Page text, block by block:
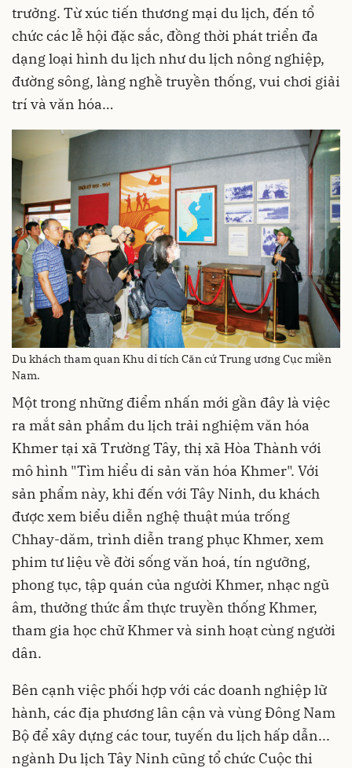
trưởng. Từ xúc tiến thương mại du lịch, đến tổ
chức các lễ hội đặc sắc, đồng thời phát triển đa
dạng loại hình du lịch như du lịch nông nghiệp,
đường sông, làng nghề truyền thống, vui chơi giải
trí và văn hóa…
Du khách tham quan Khu di tích Căn cứ Trung ương Cục miền
Nam.
Một trong những điểm nhấn mới gần đây là việc
ra mắt sản phẩm du lịch trải nghiệm văn hóa
Khmer tại xã Trường Tây, thị xã Hòa Thành với
mô hình "Tìm hiểu di sản văn hóa Khmer". Với
sản phẩm này, khi đến với Tây Ninh, du khách
được xem biểu diễn nghệ thuật múa trống
Chhay-dăm, trình diễn trang phục Khmer, xem
phim tư liệu về đời sống văn hoá, tín ngưỡng,
phong tục, tập quán của người Khmer, nhạc ngũ
âm, thưởng thức ẩm thực truyền thống Khmer,
tham gia học chữ Khmer và sinh hoạt cùng người
dân.
Bên cạnh việc phối hợp với các doanh nghiệp lữ
hành, các địa phương lân cận và vùng Đông Nam
Bộ để xây dựng các tour, tuyến du lịch hấp dẫn...
ngành Du lịch Tây Ninh cũng tổ chức Cuộc thi